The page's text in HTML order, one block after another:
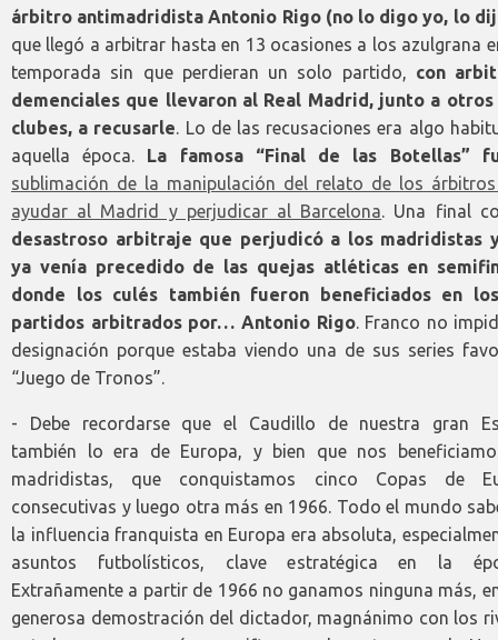
árbitro antimadridista Antonio Rigo (no lo digo yo, lo
que llegó a arbitrar hasta en 13 ocasiones a los azulgrana
temporada sin que perdieran un solo partido, con
demenciales que llevaron al Real Madrid, junto a otros
clubes, a recusarle. Lo de las recusaciones era algo
aquella época. La famosa “Final de las Botellas”
sublimación de la manipulación del relato de los
ayudar al Madrid y perjudicar al Barcelona. Una final
desastroso arbitraje que perjudicó a los madridistas
ya venía precedido de las quejas atléticas en
donde los culés también fueron beneficiados en
partidos arbitrados por… Antonio Rigo. Franco no
designación porque estaba viendo una de sus series
“Juego de Tronos”.
- Debe recordarse que el Caudillo de nuestra gran
también lo era de Europa, y bien que nos
madridistas, que conquistamos cinco Copas de
consecutivas y luego otra más en 1966. Todo el mundo
la influencia franquista en Europa era absoluta,
asuntos futbolísticos, clave estratégica en la
Extrañamente a partir de 1966 no ganamos ninguna más,
generosa demostración del dictador, magnánimo con los